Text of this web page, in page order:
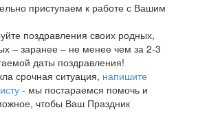
приступаем к работе с Вашим
поздравления своих родных,
– заранее – не менее чем за 2-3
даты поздравления!
срочная ситуация, напишите
- мы постараемся помочь и
чтобы Ваш Праздник